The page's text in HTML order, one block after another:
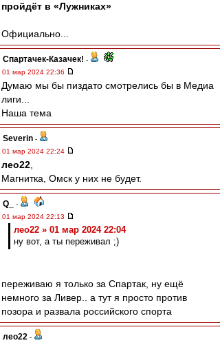
пройдёт в «Лужниках»
Официально...
Спартачек-Казачек! -
01 мар 2024 22:36
Думаю мы бы пиздато смотрелись бы в Медиа
лиги...
Наша тема
Severin -
01 мар 2024 22:24
лео22
Магнитка, Омск у них не будет.
Q_
-
01 мар 2024 22:13
лео22 » 01 мар 2024 22:04
ну вот, а ты переживал ;)
переживаю я только за Спартак, ну ещё
немного за Ливер.. а тут я просто против
позора и развала российского спорта
лео22 -